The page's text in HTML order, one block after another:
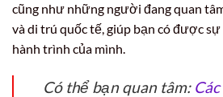
cũng như những người đang quan
và di trú quốc tế, giúp bạn có được
hành trình của mình.
Có thể bạn quan tâm: